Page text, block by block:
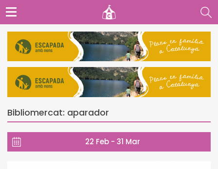
Bibliomercat: aparador
22 Feb - 31 Mar